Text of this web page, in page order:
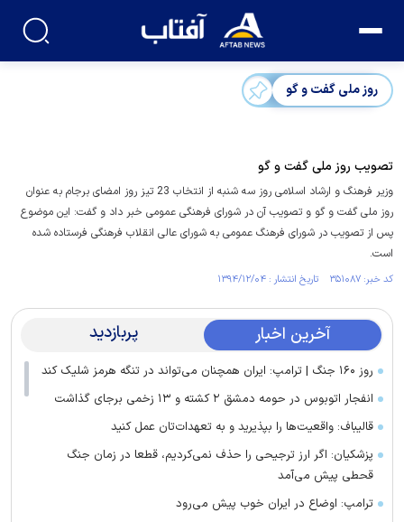
روز ملی گفت و گو
تصویب روز ملی گفت و گو
وزیر فرهنگ و ارشاد اسلامی روز سه شنبه از انتخاب 23 تیز روز امضای برجام به عنوان
روز ملی گفت و گو و تصویب آن در شورای فرهنگی عمومی خبر داد و گفت: این موضوع
پس از تصویب در شورای فرهنگ عمومی به شورای عالی انقلاب فرهنگی فرستاده شده
است.
کد خبر: ۳۵۱۰۸۷ تاریخ انتشار : ۱۳۹۴/۱۲/۰۴
آخرین اخبار پربازدید
روز ۱۶۰ جنگ | ترامپ: ایران همچنان می‌تواند در تنگه هرمز شلیک کند
انفجار اتوبوس در حومه دمشق ۲ کشته و ۱۳ زخمی برجای گذاشت
قالیباف: واقعیت‌ها را بپذیرید و به تعهدات‌تان عمل کنید
پزشکیان: اگر ارز ترجیحی را حذف نمی‌کردیم، قطعا در زمان جنگ
قحطی پیش می‌آمد
ترامپ: اوضاع در ایران خوب پیش می‌رود